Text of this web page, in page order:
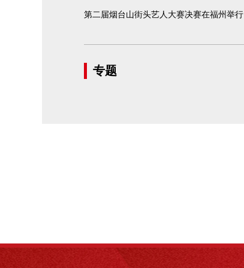
第二届烟台山街头艺人大赛决赛在福州举行
专题